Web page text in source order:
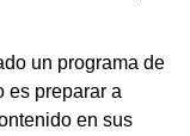
un programa de
es preparar a
en sus